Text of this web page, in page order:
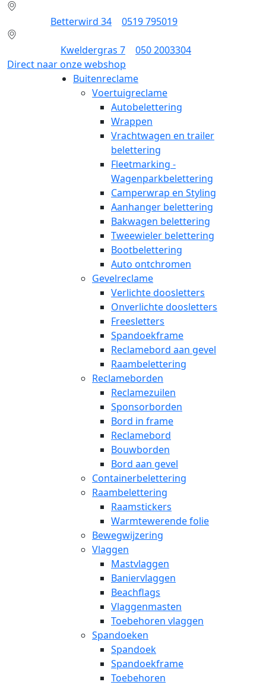
Betterwird 34 0519 795019
Kweldergras 7
050 2003304
Direct naar onze webshop
Buitenreclame
Voertuigreclame
Autobelettering
Wrappen
Vrachtwagen en trailer
belettering
Fleetmarking -
Wagenparkbelettering
Camperwrap en Styling
Aanhanger belettering
Bakwagen belettering
Tweewieler belettering
Bootbelettering
Auto ontchromen
Gevelreclame
Verlichte doosletters
Onverlichte doosletters
Freesletters
Spandoekframe
Reclamebord aan gevel
Raambelettering
Reclameborden
Reclamezuilen
Sponsorborden
Bord in frame
Reclamebord
Bouwborden
Bord aan gevel
Containerbelettering
Raambelettering
Raamstickers
Warmtewerende folie
Bewegwijzering
Vlaggen
Mastvlaggen
Baniervlaggen
Beachflags
Vlaggenmasten
Toebehoren vlaggen
Spandoeken
Spandoek
Spandoekframe
Toebehoren